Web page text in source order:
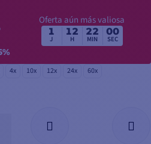
Oferta aún más valiosa
1
J
12
H
21
MIN
59
SEC
4x 10x 12x 24x 60x